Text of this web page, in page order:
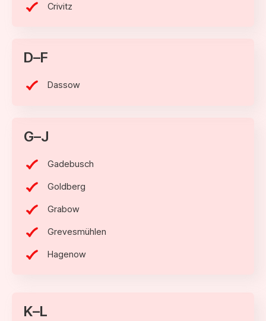
Crivitz
D–F
Dassow
G–J
Gadebusch
Goldberg
Grabow
Grevesmühlen
Hagenow
K–L